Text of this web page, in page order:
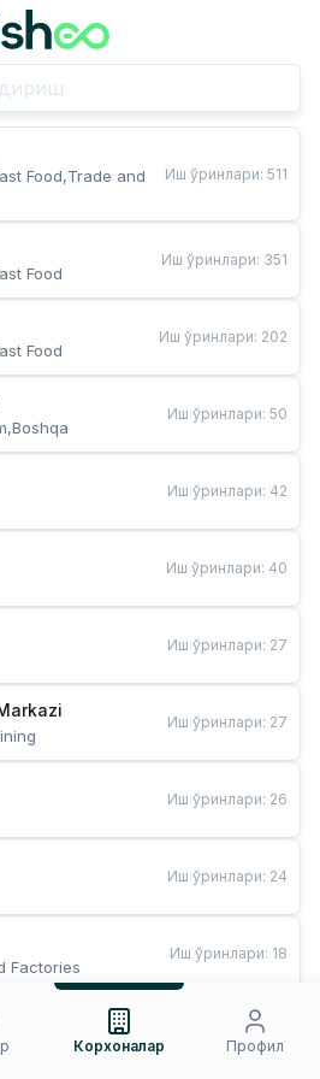
Food,Trade and
Иш ўринлари: 511
Food
Иш ўринлари: 351
Food
Иш ўринлари: 202
Иш ўринлари: 50
Иш ўринлари: 42
Иш ўринлари: 40
Иш ўринлари: 27
Иш ўринлари: 27
Иш ўринлари: 26
Иш ўринлари: 24
Factories
Иш ўринлари: 18
Food
Иш ўринлари
Корхоналар Профил